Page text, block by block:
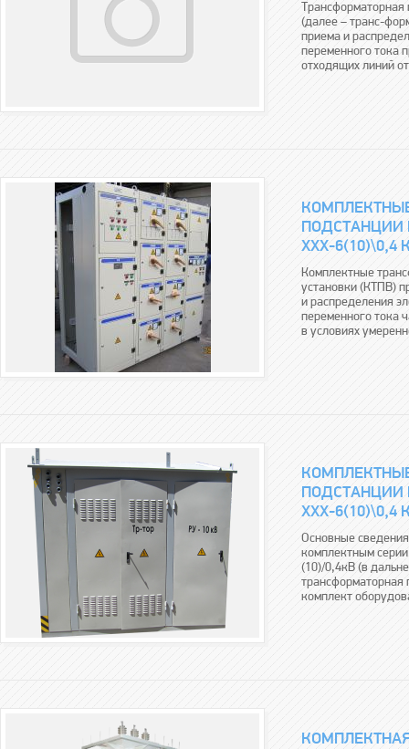
(далее – транс-
приема и
переменного тока
отходящих линий
ПОДСТАНЦИИ
ХХХ-6(10)\0,4
Комплектные
установки (КТПВ)
и распределения
переменного тока
в условиях
ПОДСТАНЦИИ
ХХХ-6(10)\0,4
Основные
комплектным
(10)/0,4кВ (в
трансформаторная
комплект